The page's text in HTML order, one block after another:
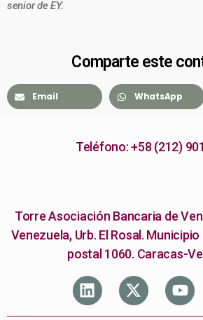
senior de EY.
Comparte este
Email WhatsApp
Teléfono: +58 (212)
Torre Asociación Bancaria de
Venezuela, Urb. El Rosal.
postal 1060. Caracas-